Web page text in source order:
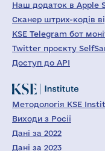
Наш додаток в Apple
Сканер штрих-кодів
KSE Telegram бот
Twitter проєкту
Доступ до API
Методологія KSE
Виходи з Росії
Дані за 2022
Дані за 2023